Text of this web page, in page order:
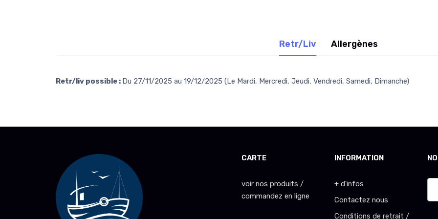
Retr/Liv Allergènes
Retr/liv possible : Du 27/11/2025 au 19/12/2025 (Le Mardi, Mercredi, Jeudi, Vendredi, Samedi, Dimanche)
CARTE
voir nos produits /
commandez en ligne
INFORMATION
+ d'infos
Contactez nous
Conditions de retrait /